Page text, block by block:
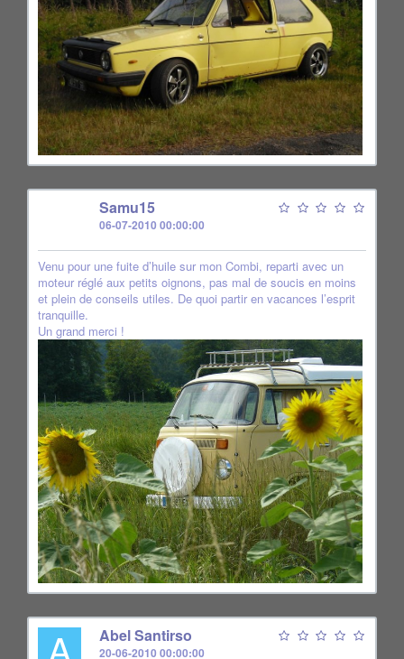
Samu15
06-07-2010 00:00:00
Venu pour une fuite d’huile sur mon Combi, reparti avec un
moteur réglé aux petits oignons, pas mal de soucis en moins
et plein de conseils utiles. De quoi partir en vacances l’esprit
tranquille.
Un grand merci !
Abel Santirso
20-06-2010 00:00:00